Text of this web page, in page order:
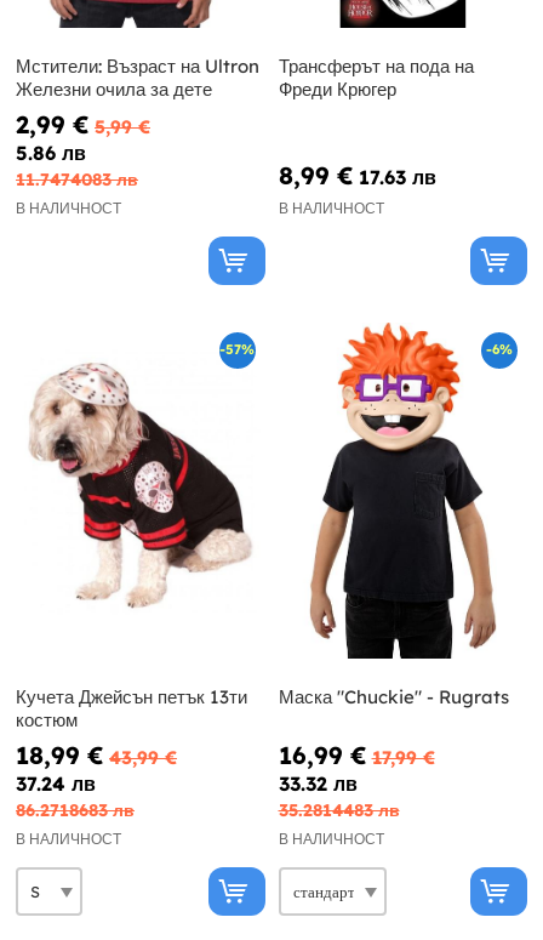
Мстители: Възраст на Ultron
Железни очила за дете
2,99 € 5,99 €
5.86 лв
11.7474083 лв
В НАЛИЧНОСТ
Трансферът на пода на
Фреди Крюгер
8,99 € 17.63 лв
В НАЛИЧНОСТ
-57%
Кучета Джейсън петък 13ти
костюм
18,99 € 43,99 €
37.24 лв
86.2718683 лв
В НАЛИЧНОСТ
-6%
Маска "Chuckie" - Rugrats
16,99 € 17,99 €
33.32 лв
35.2814483 лв
В НАЛИЧНОСТ